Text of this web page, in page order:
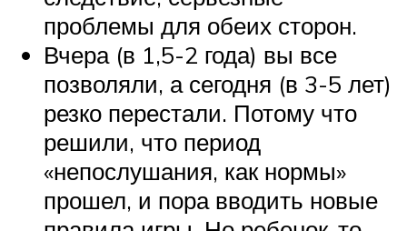
проблемы для обеих сторон.
Вчера (в 1,5-2 года) вы все
позволяли, а сегодня (в 3-5 лет)
резко перестали. Потому что
решили, что период
«непослушания, как нормы»
прошел, и пора вводить новые